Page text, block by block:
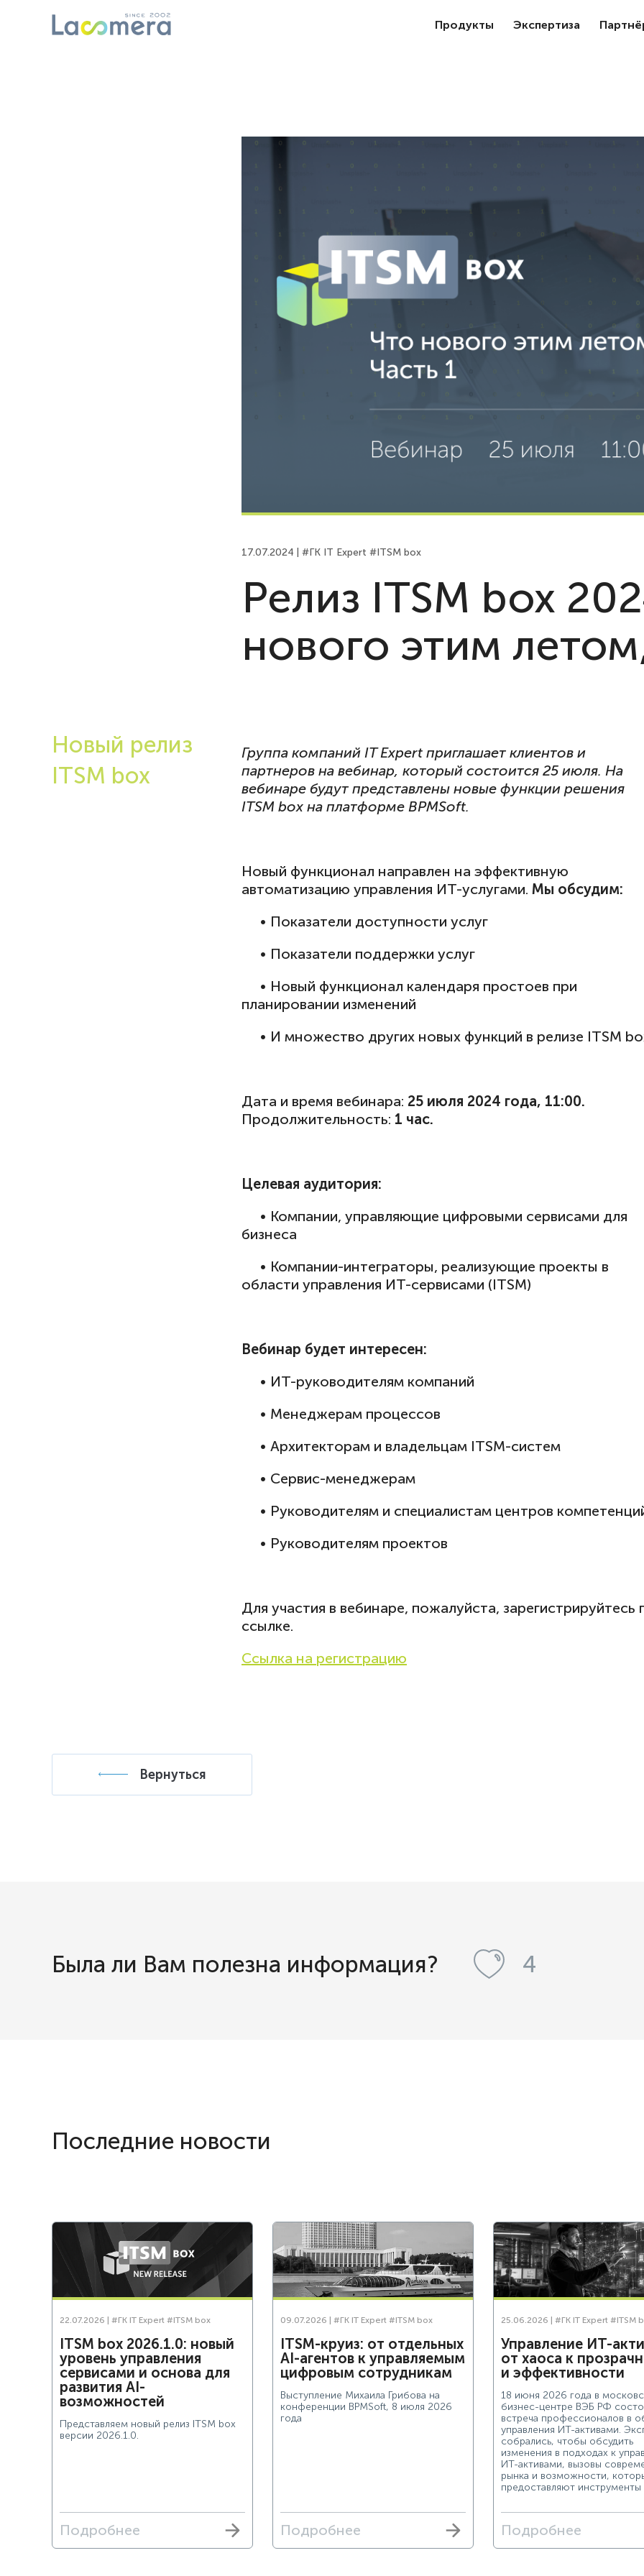
Продукты Экспертиза
17.07.2024 | #ГК IT Expert #ITSM box
Релиз ITSM box
нового этим
Новый релиз
ITSM box
Группа компаний IT Expert приглашает клиентов и
партнеров на вебинар, который состоится 25 июля. На
вебинаре будут представлены новые функции решения
ITSM box на платформе BPMSoft.
Новый функционал направлен на эффективную
автоматизацию управления ИТ-услугами. Мы обсудим:
• Показатели доступности услуг
• Показатели поддержки услуг
• Новый функционал календаря простоев при
планировании изменений
• И множество других новых функций в релизе ITSM
Дата и время вебинара: 25 июля 2024 года, 11:00.
Продолжительность: 1 час.
Целевая аудитория:
• Компании, управляющие цифровыми сервисами для
бизнеса
• Компании-интеграторы, реализующие проекты в
области управления ИТ-сервисами (ITSM)
Вебинар будет интересен:
• ИТ-руководителям компаний
• Менеджерам процессов
• Архитекторам и владельцам ITSM-систем
• Сервис-менеджерам
• Руководителям и специалистам центров
• Руководителям проектов
Для участия в вебинаре, пожалуйста, зарегистрируйтесь
ссылке.
Ссылка на регистрацию
Все
Вернуться
Была ли Вам полезна информация? 4
Последние новости
22.07.2026 | #ГК IT Expert #ITSM box
ITSM box 2026.1.0: новый
уровень управления
сервисами и основа для
развития AI-
возможностей
Представляем новый релиз ITSM box
версии 2026.1.0.
Подробнее
09.07.2026 | #ГК IT Expert #ITSM box
ITSM-круиз: от отдельных
AI-агентов к управляемым
цифровым сотрудникам
Выступление Михаила Грибова на
конференции BPMSoft, 8 июля 2026
года
Подробнее
25.06.2026 | #ГК IT Expert #ITSM
Управление ИТ-
от хаоса к
и эффективности
18 июня 2026 года в
бизнес-центре ВЭБ РФ
встреча профессионалов в
управления ИТ-активами.
собрались, чтобы обсудить
изменения в подходах к
ИТ-активами, вызовы
рынка и возможности,
предоставляют
Подробнее
Форма обратной связи
актуальных событиях в мире ITSM, анонсами полезных вебинаров
Я даю своесогласиена обработку моих данных на условиях и для целей,